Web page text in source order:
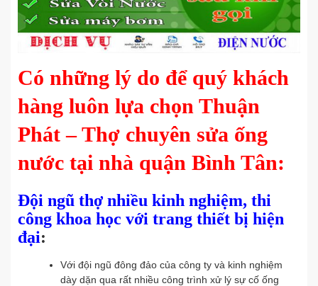
Có những lý do để quý khách
hàng luôn lựa chọn Thuận
Phát – Thợ chuyên sửa ống
nước tại nhà quận Bình Tân:
Đội ngũ thợ nhiều kinh nghiệm, thi
công khoa học với trang thiết bị hiện
đại:
Với đội ngũ đông đảo của công ty và kinh nghiệm
dày dặn qua rất nhiều công trình xử lý sự cố ống